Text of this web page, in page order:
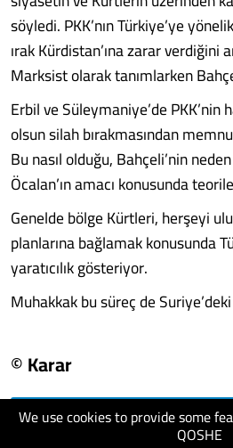
We use cookies to provide some
QOSHE
söyledi. PKK’nın Türkiye’ye
ırak Kürdistan’ına zarar verdiğini
Marksist olarak tanımlarken
Erbil ve Süleymaniye’de PKK’nin
olsun silah bırakmasından
Bu nasıl olduğu, Bahçeli’nin
Öcalan’ın amacı konusunda
Genelde bölge Kürtleri, herşeyi
planlarına bağlamak konusunda
yaratıcılık gösteriyor.
Muhakkak bu süreç de
© Karar
visit